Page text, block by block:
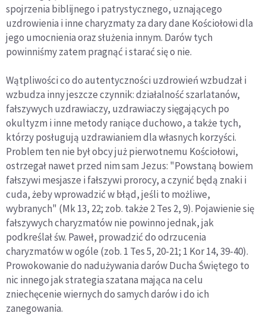
spojrzenia biblijnego i patrystycznego, uznającego
uzdrowienia i inne charyzmaty za dary dane Kościołowi dla
jego umocnienia oraz służenia innym. Darów tych
powinniśmy zatem pragnąć i starać się o nie.
Wątpliwości co do autentyczności uzdrowień wzbudzał i
wzbudza inny jeszcze czynnik: działalność szarlatanów,
fałszywych uzdrawiaczy, uzdrawiaczy sięgających po
okultyzm i inne metody raniące duchowo, a także tych,
którzy posługują uzdrawianiem dla własnych korzyści.
Problem ten nie był obcy już pierwotnemu Kościołowi,
ostrzegał nawet przed nim sam Jezus: "Powstaną bowiem
fałszywi mesjasze i fałszywi prorocy, a czynić będą znaki i
cuda, żeby wprowadzić w błąd, jeśli to możliwe,
wybranych" (Mk 13, 22; zob. także 2 Tes 2, 9). Pojawienie się
fałszywych charyzmatów nie powinno jednak, jak
podkreślał św. Paweł, prowadzić do odrzucenia
charyzmatów w ogóle (zob. 1 Tes 5, 20-21; 1 Kor 14, 39-40).
Prowokowanie do nadużywania darów Ducha Świętego to
nic innego jak strategia szatana mająca na celu
zniechęcenie wiernych do samych darów i do ich
zanegowania.